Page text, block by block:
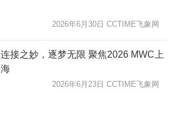
2026年6月30日 CCTIME飞象网
连接之妙，逐梦无限 聚焦2026 MWC上
海
2026年6月23日 CCTIME飞象网